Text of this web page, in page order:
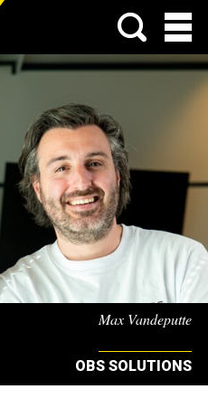
Menu
Max Vandeputte
OBS SOLUTIONS